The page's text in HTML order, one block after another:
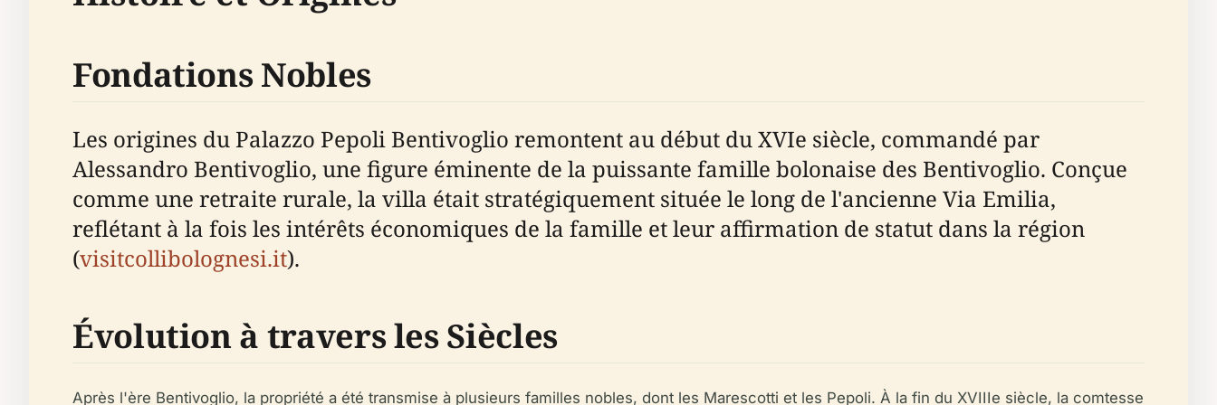
Fondations Nobles
Les origines du Palazzo Pepoli Bentivoglio remontent au début du XVIe siècle, commandé par
Alessandro Bentivoglio, une figure éminente de la puissante famille bolonaise des Bentivoglio. Conçue
comme une retraite rurale, la villa était stratégiquement située le long de l'ancienne Via Emilia,
reflétant à la fois les intérêts économiques de la famille et leur affirmation de statut dans la région
(visitcollibolognesi.it).
Évolution à travers les Siècles
Après l'ère Bentivoglio, la propriété a été transmise à plusieurs familles nobles, dont les Marescotti et les Pepoli. À la fin du XVIIIe siècle, la comtesse